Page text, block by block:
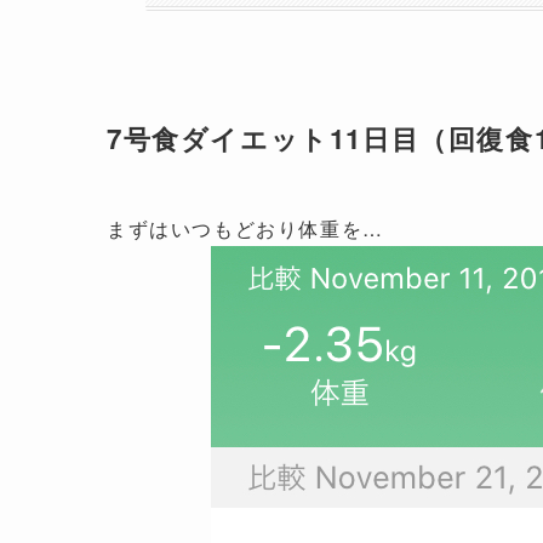
7号食ダイエット11日目（回復食
まずはいつもどおり体重を…